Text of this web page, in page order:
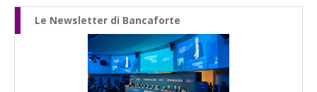
Le Newsletter di Bancaforte